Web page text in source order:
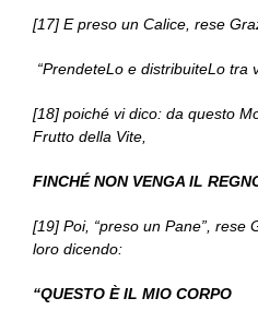
[17] E preso un Calice, rese
“PrendeteLo e distribuiteLo tra
[18] poiché vi dico: da questo
Frutto della Vite,
FINCHÉ NON VENGA IL
[19] Poi, “preso un Pane”, rese
loro dicendo:
“QUESTO È IL MIO CORPO